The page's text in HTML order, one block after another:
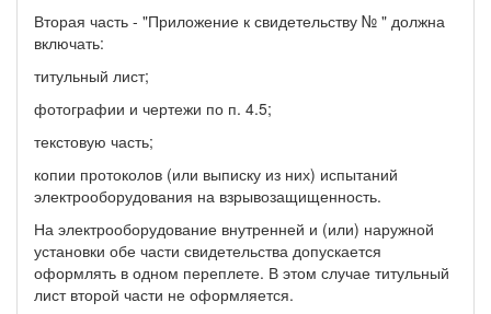
Вторая часть - "Приложение к свидетельству № " должна
включать:
титульный лист;
фотографии и чертежи по п. 4.5;
текстовую часть;
копии протоколов (или выписку из них) испытаний
электрооборудования на взрывозащищенность.
На электрооборудование внутренней и (или) наружной
установки обе части свидетельства допускается
оформлять в одном переплете. В этом случае титульный
лист второй части не оформляется.